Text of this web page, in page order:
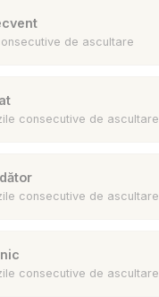
de ascultare
consecutive de ascultare
consecutive de ascultare
consecutive de ascultare